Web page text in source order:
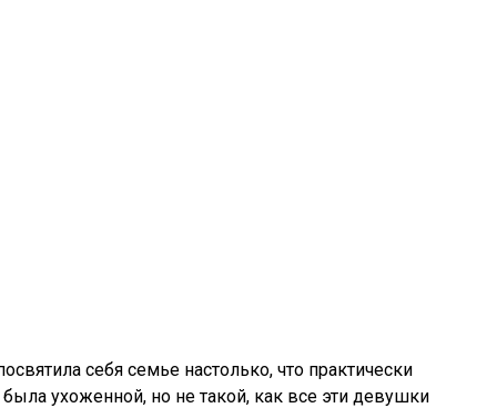
себя семье настолько, что практически
ухоженной, но не такой, как все эти девушки